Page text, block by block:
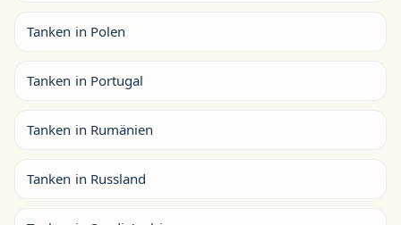
Tanken in Polen
Tanken in Portugal
Tanken in Rumänien
Tanken in Russland